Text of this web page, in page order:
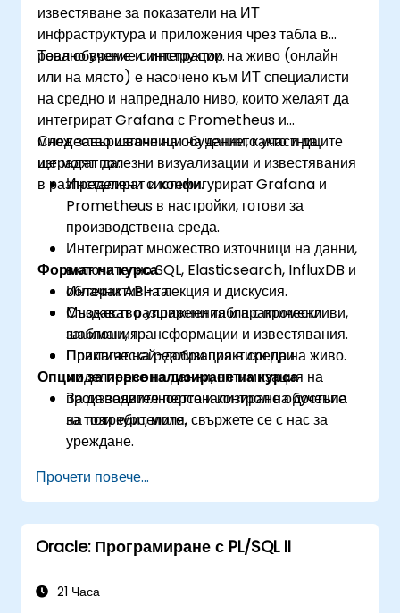
достъпност и възстановяване при бедствия
в мултитенантна архитектура, включително
конфигуриране на Data Guard и Oracle
RAC.
Усвоят техники за отстраняване на
неизправности и най-добри практики за
поддържане на сигурна, ефективна и
надеждна мултитенантна среда за бази
данни.
известяване за показатели на ИТ
инфраструктура и приложения чрез табла в
реално време и интеграции.
Това обучение с инструктор на живо (онлайн
или на място) е насочено към ИТ специалисти
на средно и напреднало ниво, които желаят да
интегрират Grafana с Prometheus и
множество източници на данни, както и да
изградят полезни визуализации и известявания
в разпределени системи.
След завършване на обучението участниците
ще могат да:
Инсталират и конфигурират Grafana и
Prometheus в настройки, готови за
производствена среда.
Интегрират множество източници на данни,
включително SQL, Elasticsearch, InfluxDB и
облачни API-та.
Създават разширени табла с променливи,
шаблони, трансформации и известявания.
Прилагат най-добри практики при
моделиране на данни, оптимизация на
производителността и контрол на достъпа
на потребителите.
Формат на курса
Интерактивна лекция и дискусия.
Множество упражнения и практически
занимания.
Практическа реализация в среда на живо.
Опции за персонализиране на курса
За да заявите персонализирано обучение
за този курс, моля, свържете се с нас за
уреждане.
Прочети повече...
Oracle: Програмиране с PL/SQL II
21 Часа